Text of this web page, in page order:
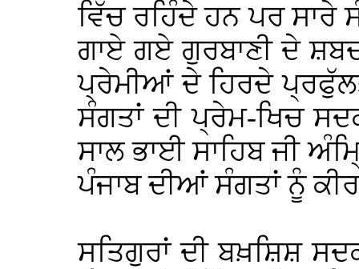
ਵਿੱਚ ਰਹਿੰਦੇ ਹਨ ਪਰ ਸਾਰੇ
ਗਾਏ ਗਏ ਗੁਰਬਾਣੀ ਦੇ
ਪ੍ਰੇਮੀਆਂ ਦੇ ਹਿਰਦੇ
ਸੰਗਤਾਂ ਦੀ ਪ੍ਰੇਮ-ਖਿਚ
ਸਾਲ ਭਾਈ ਸਾਹਿਬ ਜੀ
ਪੰਜਾਬ ਦੀਆਂ ਸੰਗਤਾਂ ਨੂੰ
ਸਤਿਗੁਰਾਂ ਦੀ ਬਖ਼ਸ਼ਿਸ਼